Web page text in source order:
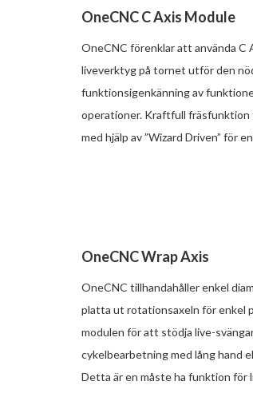
OneCNC C Axis Module
OneCNC förenklar att använda C
liveverktyg på tornet utför den
funktionsigenkänning av
operationer. Kraftfull fräsfunktion
med hjälp av ”Wizard Driven” för
OneCNC Wrap Axis
OneCNC tillhandahåller enkel
platta ut rotationsaxeln för enkel
modulen för att stödja live-
cykelbearbetning med lång hand
Detta är en måste ha funktion för